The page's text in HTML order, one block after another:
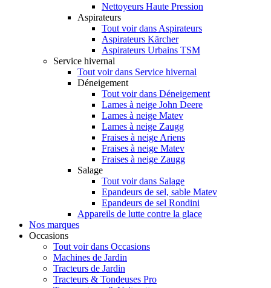
Nettoyeurs Haute Pression
Aspirateurs
Tout voir dans Aspirateurs
Aspirateurs Kärcher
Aspirateurs Urbains TSM
Service hivernal
Tout voir dans Service hivernal
Déneigement
Tout voir dans Déneigement
Lames à neige John Deere
Lames à neige Matev
Lames à neige Zaugg
Fraises à neige Ariens
Fraises à neige Matev
Fraises à neige Zaugg
Salage
Tout voir dans Salage
Epandeurs de sel, sable Matev
Epandeurs de sel Rondini
Appareils de lutte contre la glace
Nos marques
Occasions
Tout voir dans Occasions
Machines de Jardin
Tracteurs de Jardin
Tracteurs & Tondeuses Pro